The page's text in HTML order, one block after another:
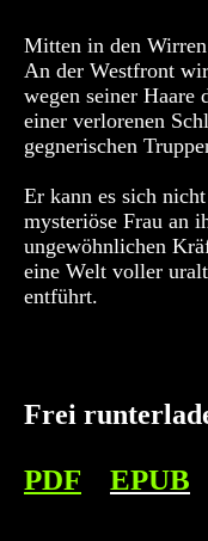
Mitten in den
An der Westfront
wegen seiner Haare
einer verlorenen
gegnerischen
Er kann es sich
mysteriöse Frau an
ungewöhnlichen
eine Welt voller
entführt.
Frei
PDF EPUB